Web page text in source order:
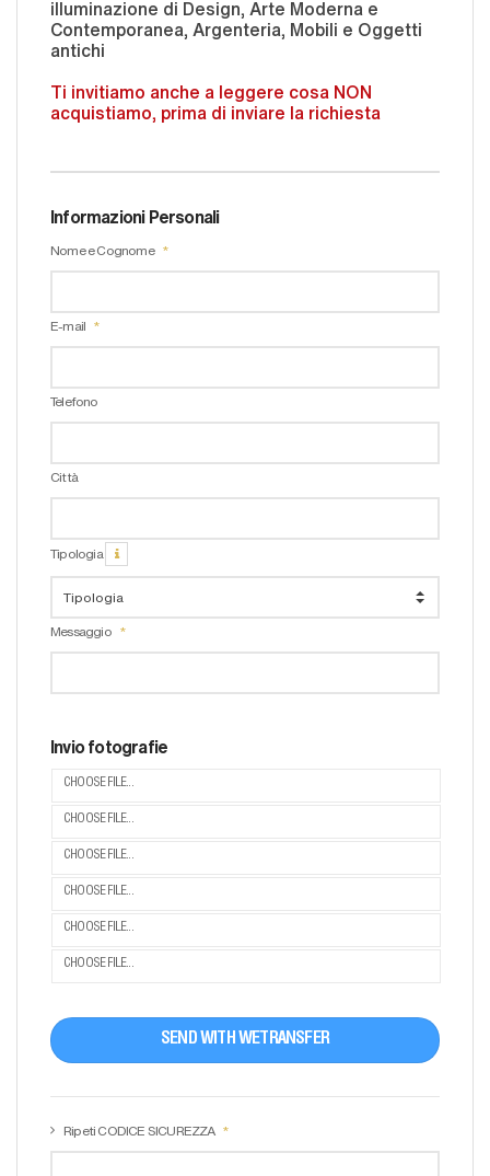
illuminazione di Design, Arte Moderna e
Contemporanea, Argenteria, Mobili e Oggetti
antichi
Ti invitiamo anche a leggere cosa NON
acquistiamo, prima di inviare la richiesta
Informazioni Personali
Nome e Cognome
E-mail
Telefono
Città
Tipologia
Messaggio
Invio fotografie
CHOOSE FILE...
CHOOSE FILE...
CHOOSE FILE...
CHOOSE FILE...
CHOOSE FILE...
CHOOSE FILE...
SEND WITH WETRANSFER
Ripeti CODICE SICUREZZA